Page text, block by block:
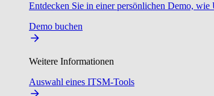
Entdecken Sie in einer persönlichen Demo,
Demo buchen
Weitere Informationen
Auswahl eines ITSM-Tools